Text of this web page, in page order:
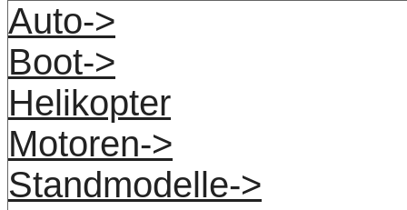
Auto->
Boot->
Helikopter
Motoren->
Standmodelle->